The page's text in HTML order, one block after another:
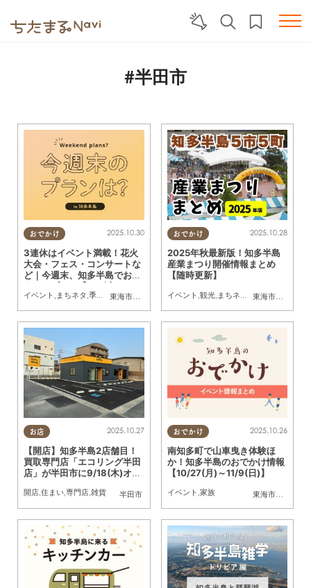
#半田市
おでかけ
東海市
,大府市 東浦町,半田市,南知多町
2025.10.30
3連休はイベント満載！花火
大会・フェス・コンサートな
ど｜今週末、知多半島でおす
すめのプラン【11/1(土)・11/
2(日)・11/3(月祝)】
イベント まちネタ 季節ネタ ,まとめ記事
おでかけ
東海市
,大府市
2025.10.28
2025年秋最新版！知多半島
産業まつり開催情報まとめ
【随時更新】
イベント 観光, まちネタ 季節ネタ
お店
半田市
2025.10.27
【開店】知多半島2店舗目！
買取専門店「エコリング半田
店」が半田市に9/18(木)オー
開店,住まい,専門店,雑貨
おでかけ
東海市大府市
2025.10.26
南知多町で山車曳き体験ほ
か！知多半島のおでかけ情報
【10/27(月)～11/9(日)】
イベント ,家族